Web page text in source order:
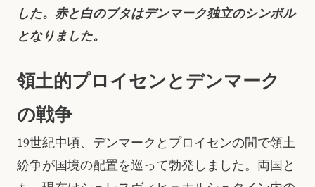
した。赤と白のブタはデンマーク独立のシンボル
となりました。
領土的プロイセンとデンマーク
の戦争
19世紀中頃、デンマークとプロイセンの間で領土
紛争が国境の配置を巡って勃発しました。両国と